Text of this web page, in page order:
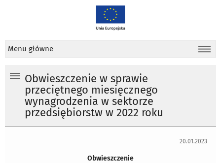
Menu główne
Obwieszczenie w sprawie
przeciętnego miesięcznego
wynagrodzenia w sektorze
przedsiębiorstw w 2022 roku
20.01.2023
Obwieszczenie